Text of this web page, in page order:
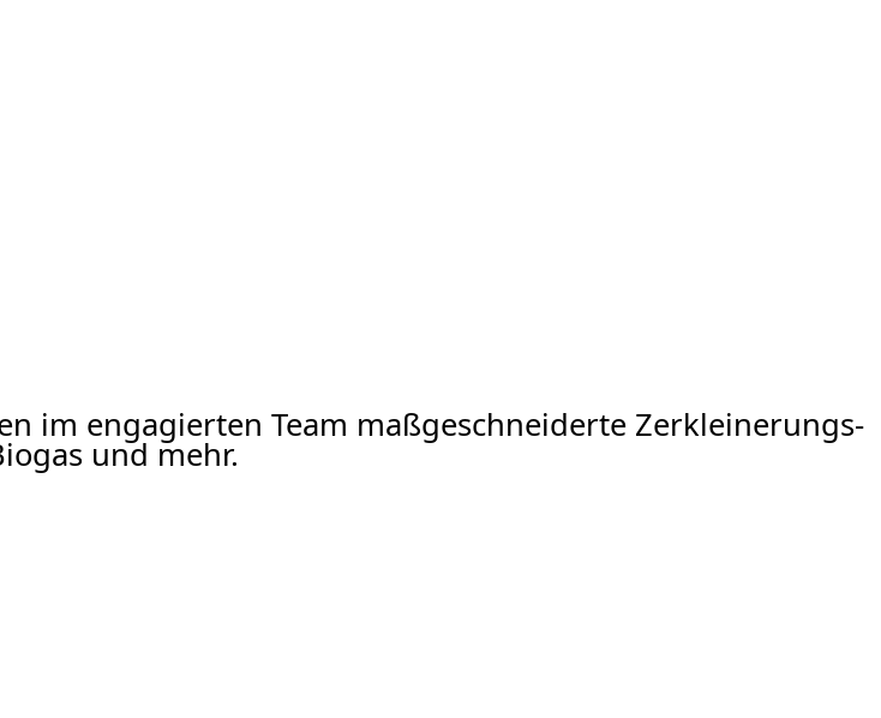
im engagierten Team maßgeschneiderte Zerkleinerungs-
und mehr.